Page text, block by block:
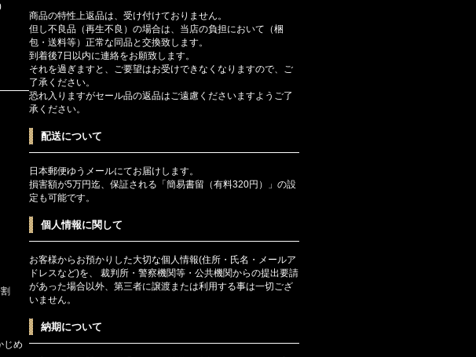
割
じめ
商品の特性上返品は、受け付けておりません。
但し不良品（再生不良）の場合は、当店の負担において（梱
包・送料等）正常な同品と交換致します。
到着後7日以内に連絡をお願致します。
それを過ぎますと、ご要望はお受けできなくなりますので、ご
了承ください。
恐れ入りますがセール品の返品はご遠慮くださいますようご了
承ください。
配送について
日本郵便ゆうメールにてお届けします。
損害額が5万円迄、保証される「簡易書留（有料320円）」の設
定も可能です。
個人情報に関して
お客様からお預かりした大切な個人情報(住所・氏名・メールア
ドレスなど)を、 裁判所・警察機関等・公共機関からの提出要請
があった場合以外、第三者に譲渡または利用する事は一切ござ
いません。
納期について